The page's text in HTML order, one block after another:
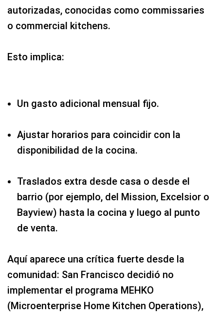
autorizadas, conocidas como commissaries
o commercial kitchens.
Esto implica:
Un gasto adicional mensual fijo.
Ajustar horarios para coincidir con la
disponibilidad de la cocina.
Traslados extra desde casa o desde el
barrio (por ejemplo, del Mission, Excelsior o
Bayview) hasta la cocina y luego al punto
de venta.
Aquí aparece una crítica fuerte desde la
comunidad: San Francisco decidió no
implementar el programa MEHKO
(Microenterprise Home Kitchen Operations),